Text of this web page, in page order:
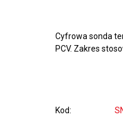
Cyfrowa sonda
PCV. Zakres
Kod